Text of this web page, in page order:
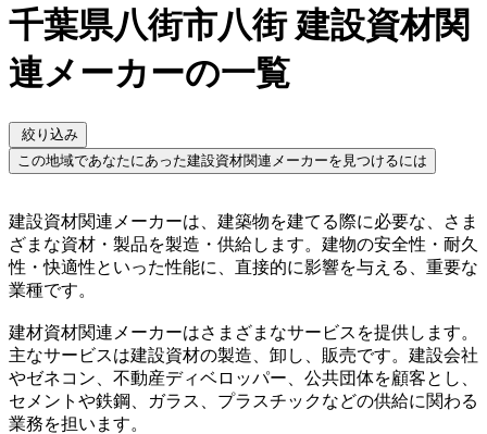
千葉県八街市八街 建設資材関
連メーカーの一覧
絞り込み
この地域であなたにあった建設資材関連メーカーを見つけるには
建設資材関連メーカーは、建築物を建てる際に必要な、さま
ざまな資材・製品を製造・供給します。建物の安全性・耐久
性・快適性といった性能に、直接的に影響を与える、重要な
業種です。
建材資材関連メーカーはさまざまなサービスを提供します。
主なサービスは建設資材の製造、卸し、販売です。建設会社
やゼネコン、不動産ディベロッパー、公共団体を顧客とし、
セメントや鉄鋼、ガラス、プラスチックなどの供給に関わる
業務を担います。